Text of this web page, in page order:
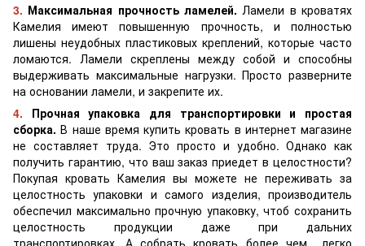
3. Максимальная прочность ламелей. Ламели в кроватях
Камелия имеют повышенную прочность, и полностью
лишены неудобных пластиковых креплений, которые часто
ломаются. Ламели скреплены между собой и способны
выдерживать максимальные нагрузки. Просто разверните
на основании ламели, и закрепите их.
4.
Прочная упаковка для транспортировки и простая
сборка. В наше время купить кровать в интернет магазине
не составляет труда. Это просто и удобно. Однако как
получить гарантию, что ваш заказ приедет в целостности?
Покупая кровать Камелия вы можете не переживать за
целостность упаковки и самого изделия, производитель
обеспечил максимально прочную упаковку, чтоб сохранить
целостность продукции даже при дальних
транспортировках. А собрать кровать более чем легко